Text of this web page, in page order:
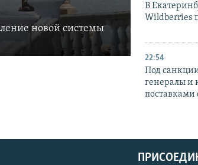
новой системы
В
Wildberries
22:54
Под
генералы и